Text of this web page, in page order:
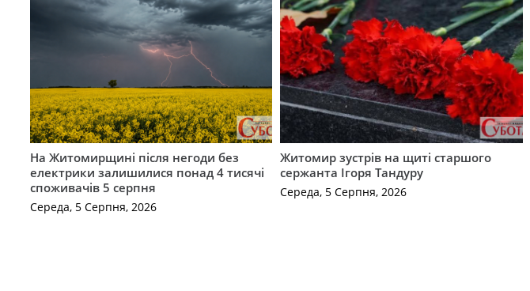
На Житомирщині після негоди без
електрики залишилися понад 4 тисячі
споживачів 5 серпня
Середа, 5 Серпня, 2026
Житомир зустрів на щиті старшого
сержанта Ігоря Тандуру
Середа, 5 Серпня, 2026